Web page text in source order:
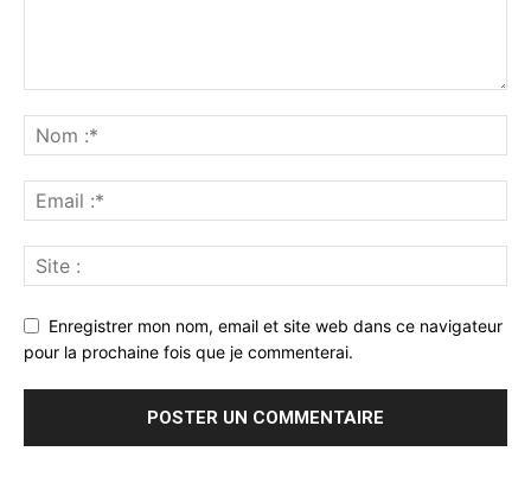
Enregistrer mon nom, email et site web dans ce navigateur
pour la prochaine fois que je commenterai.